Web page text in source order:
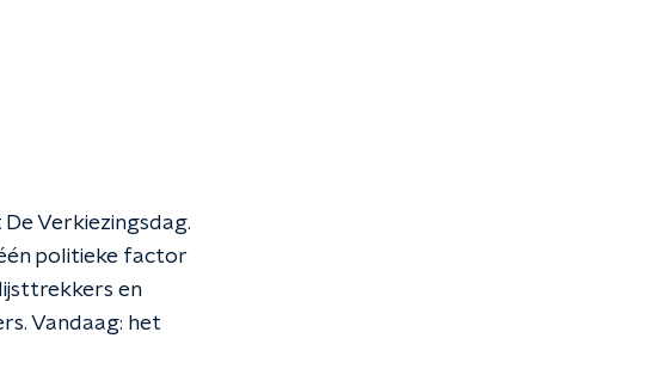
Verkiezingsdag.
politieke factor
en
Vandaag: het